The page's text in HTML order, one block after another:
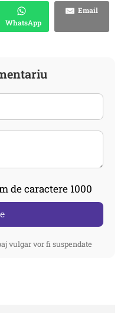
WhatsApp
Email
de caractere 1000
vulgar vor fi suspendate